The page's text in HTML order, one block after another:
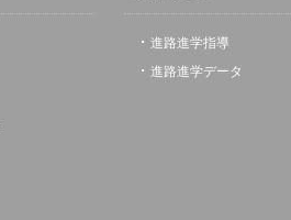
進路進学指導
進路進学データ